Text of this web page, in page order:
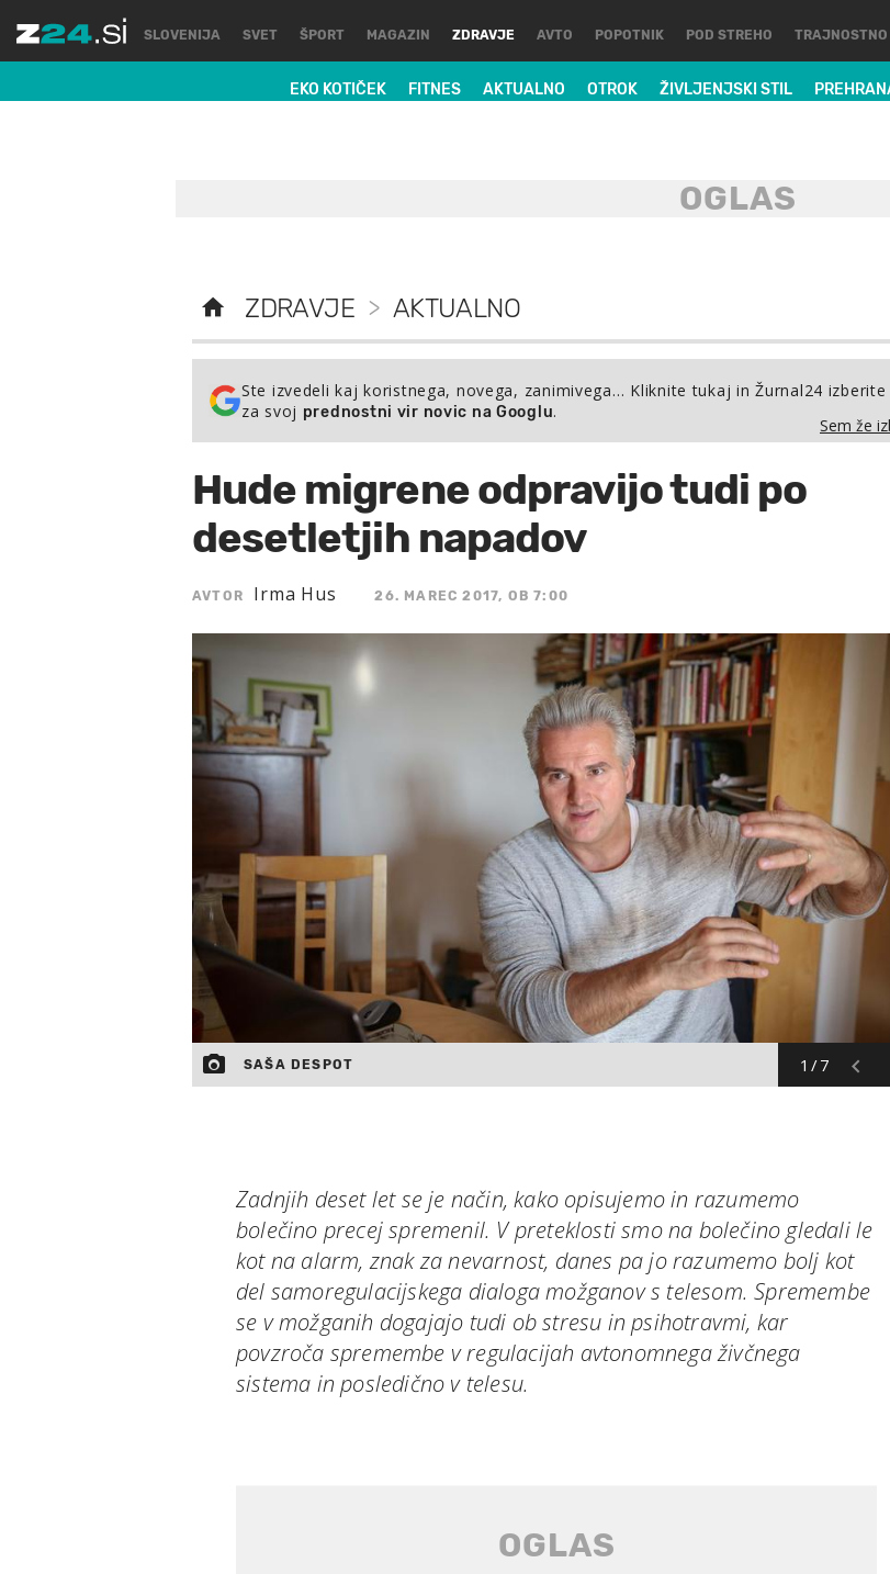
SLOVENIJA SVET ŠPORT MAGAZIN ZDRAVJE
EKO KOTIČEK FITNES AKTUALNO OTROK ŽIVLJENJSKI STIL
AVTO POPOTNIK POD STREHO TRAJNOSTNO
ZDRAVJE > AKTUALNO
Ste izvedeli kaj koristnega, novega, zanimivega… Kliknite tukaj in Žurnal24 izberite
za svoj prednostni vir novic na Googlu.
Sem že
Hude migrene odpravijo tudi po
desetletjih napadov
AVTOR Irma Hus 26. MAREC 2017, OB 7:00
1/7
SAŠA DESPOT
Zadnjih deset let se je način, kako opisujemo in razumemo
bolečino precej spremenil. V preteklosti smo na bolečino gledali le
kot na alarm, znak za nevarnost, danes pa jo razumemo bolj kot
del samoregulacijskega dialoga možganov s telesom. Spremembe
se v možganih dogajajo tudi ob stresu in psihotravmi, kar
povzroča spremembe v regulacijah avtonomnega živčnega
sistema in posledično v telesu.